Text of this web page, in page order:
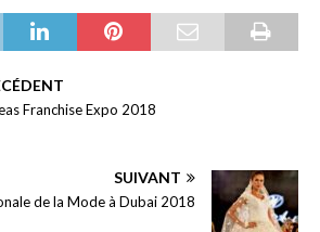
Franchise Expo 2018
SUIVANT
de la Mode à Dubai 2018